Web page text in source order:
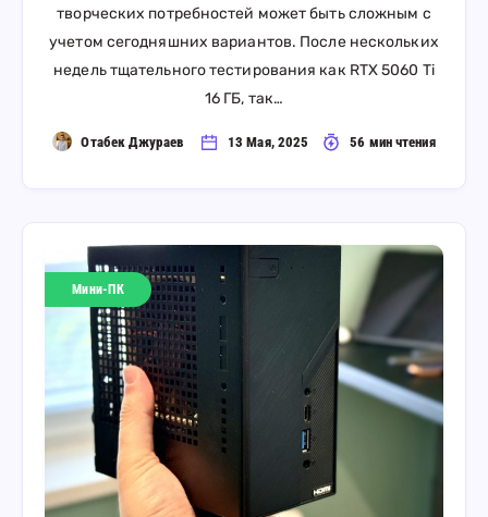
творческих потребностей может быть сложным с
учетом сегодняшних вариантов. После нескольких
недель тщательного тестирования как RTX 5060 Ti
16 ГБ, так…
Отабек Джураев 13 Мая, 2025 56 мин чтения
Мини-ПК